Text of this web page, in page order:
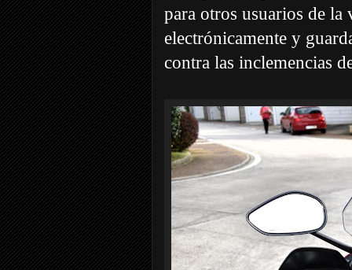
para otros usuarios de la
electrónicamente y
contra las inclemencias